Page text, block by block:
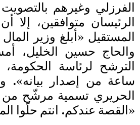
الفرزلي وغيرهم
الرئيسان متوافقين، إلا
المستقيل «أبلغ وزير
والحاج حسين الخليل،
الترشح لرئاسة
ساعة من إصدار
الحريري تسمية مرشّح من
«القصة عندكم. انتم حلّوا